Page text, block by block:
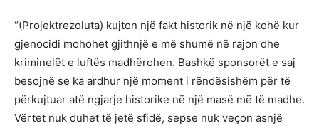
“(Projektrezoluta) kujton një fakt historik në një kohë kur
gjenocidi mohohet gjithnjë e më shumë në rajon dhe
kriminelët e luftës madhërohen. Bashkë sponsorët e saj
besojnë se ka ardhur një moment i rëndësishëm për të
përkujtuar atë ngjarje historike në një masë më të madhe.
Vërtet nuk duhet të jetë sfidë, sepse nuk veçon asnjë